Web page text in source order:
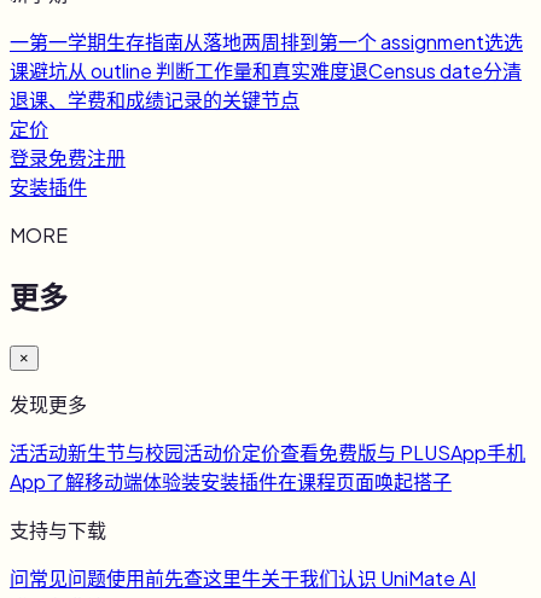
一第一学期生存指南从落地两周排到第一个 assignment选选
课避坑从 outline 判断工作量和真实难度退Census date分清
退课、学费和成绩记录的关键节点
定价
登录免费注册
安装插件
MORE
更多
×
发现更多
活活动新生节与校园活动价定价查看免费版与 PLUSApp手机
App了解移动端体验装安装插件在课程页面唤起搭子
支持与下载
问常见问题使用前先查这里牛关于我们认识 UniMate AI